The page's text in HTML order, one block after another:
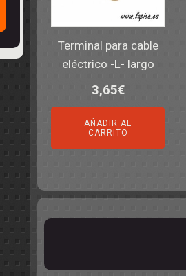
Terminal para cable
eléctrico -L- largo
3,65€
AÑADIR AL
CARRITO